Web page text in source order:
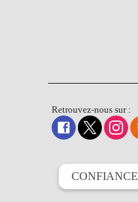
Retrouvez-nous sur :
CONFIANCE